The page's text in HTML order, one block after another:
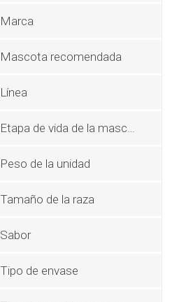
Marca
Mascota recomendada
Línea
Etapa de vida de la mascota
Peso de la unidad
Tamaño de la raza
Sabor
Tipo de envase